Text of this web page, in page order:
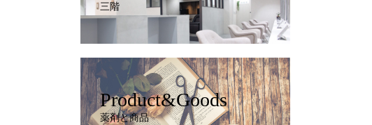
三階
Product&Goods
薬剤と商品